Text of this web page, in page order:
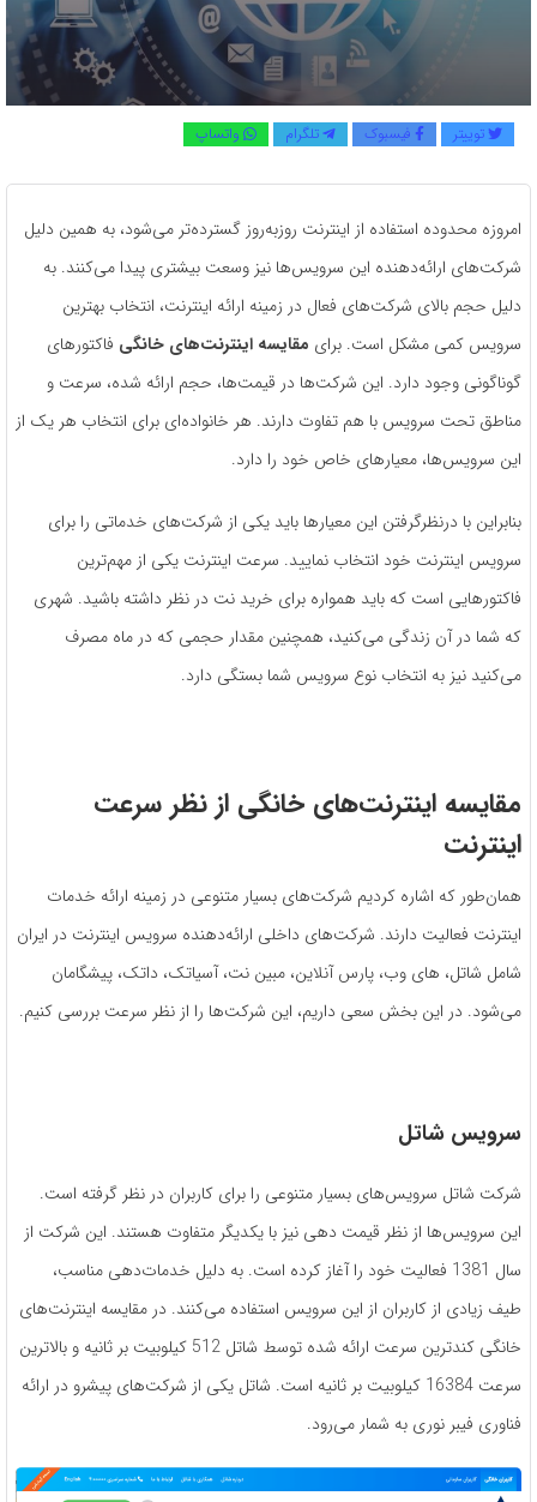
توییتر فیسبوک تلگرام واتساپ
امروزه محدوده استفاده از اینترنت روزبه‌روز گسترده‌تر می‌شود، به همین دلیل
شرکت‌های ارائه‌دهنده این سرویس‌ها نیز وسعت بیشتری پیدا می‌کنند. به
دلیل حجم بالای شرکت‌های فعال در زمینه ارائه اینترنت، انتخاب بهترین
سرویس کمی مشکل است. برای مقایسه اینترنت‌های خانگی فاکتورهای
گوناگونی وجود دارد. این شرکت‌ها در قیمت‌ها، حجم ارائه شده، سرعت و
مناطق تحت سرویس با هم تفاوت دارند. هر خانواده‌ای برای انتخاب هر یک از
این سرویس‌ها، معیارهای خاص خود را دارد.
بنابراین با درنظرگرفتن این معیارها باید یکی از شرکت‌های خدماتی را برای
سرویس اینترنت خود انتخاب نمایید. سرعت اینترنت یکی از مهم‌ترین
فاکتورهایی است که باید همواره برای خرید نت در نظر داشته باشید. شهری
که شما در آن زندگی می‌کنید، همچنین مقدار حجمی که در ماه مصرف
می‌کنید نیز به انتخاب نوع سرویس شما بستگی دارد.
مقایسه اینترنت‌های خانگی از نظر سرعت
اینترنت
همان‌طور که اشاره کردیم شرکت‌های بسیار متنوعی در زمینه ارائه خدمات
اینترنت فعالیت دارند. شرکت‌های داخلی ارائه‌دهنده سرویس اینترنت در ایران
شامل شاتل، های وب، پارس آنلاین، مبین نت، آسیاتک، داتک، پیشگامان
می‌شود. در این بخش سعی داریم، این شرکت‌ها را از نظر سرعت بررسی کنیم.
سرویس شاتل
شرکت شاتل سرویس‌های بسیار متنوعی را برای کاربران در نظر گرفته است.
این سرویس‌ها از نظر قیمت دهی نیز با یکدیگر متفاوت هستند. این شرکت از
سال 1381 فعالیت خود را آغاز کرده است. به دلیل خدمات‌دهی مناسب،
طیف زیادی از کاربران از این سرویس استفاده می‌کنند. در مقایسه اینترنت‌های
خانگی کندترین سرعت ارائه شده توسط شاتل 512 کیلوبیت بر ثانیه و بالاترین
سرعت 16384 کیلوبیت بر ثانیه است. شاتل یکی از شرکت‌های پیشرو در ارائه
فناوری فیبر نوری به شمار می‌رود.